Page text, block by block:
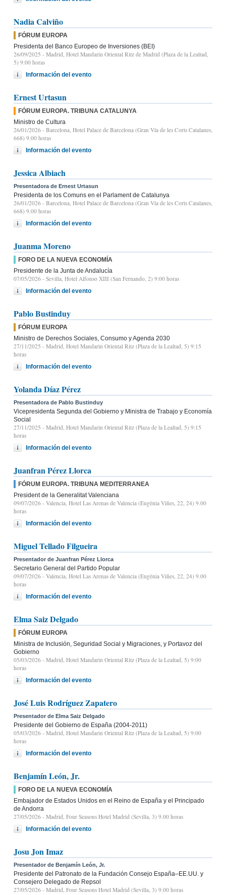
Nadia Calviño
FÓRUM EUROPA
Presidenta del Banco Europeo de Inversiones (BEI)
26/09/2025 - Madrid, Hotel Mandarin Oriental Ritz de Madrid (Plaza de la Lealtad,
5) 9:00 horas
Información del evento
Ernest Urtasun
FÓRUM EUROPA. TRIBUNA CATALUNYA
Ministro de Cultura
26/01/2026 - Barcelona, Hotel Palace de Barcelona (Gran Vía de les Corts Catalanes,
668) 9.00 horas
Información del evento
Jessica Albiach
Presentadora de Ernest Urtasun
Presidenta de los Comuns en el Parlament de Catalunya
26/01/2026 - Barcelona, Hotel Palace de Barcelona (Gran Vía de les Corts Catalanes,
668) 9.00 horas
Información del evento
Juanma Moreno
FORO DE LA NUEVA ECONOMÍA
Presidente de la Junta de Andalucía
07/05/2026 - Sevilla, Hotel Alfonso XIII (San Fernando, 2) 9:00 horas
Información del evento
Pablo Bustinduy
FÓRUM EUROPA
Ministro de Derechos Sociales, Consumo y Agenda 2030
27/11/2025 - Madrid, Hotel Mandarin Oriental Ritz (Plaza de la Lealtad, 5) 9:15
horas
Información del evento
Yolanda Díaz Pérez
Presentadora de Pablo Bustinduy
Vicepresidenta Segunda del Gobierno y Ministra de Trabajo y Economía
Social
27/11/2025 - Madrid, Hotel Mandarin Oriental Ritz (Plaza de la Lealtad, 5) 9:15
horas
Información del evento
Juanfran Pérez Llorca
FÓRUM EUROPA. TRIBUNA MEDITERRANEA
President de la Generalitat Valenciana
09/07/2026 - Valencia, Hotel Las Arenas de Valencia (Eugènia Viñes, 22, 24) 9.00
horas
Información del evento
Miguel Tellado Filgueira
Presentador de Juanfran Pérez Llorca
Secretario General del Partido Popular
09/07/2026 - Valencia, Hotel Las Arenas de Valencia (Eugènia Viñes, 22, 24) 9.00
horas
Información del evento
Elma Saiz Delgado
FÓRUM EUROPA
Ministra de Inclusión, Seguridad Social y Migraciones, y Portavoz del
Gobierno
05/03/2026 - Madrid, Hotel Mandarin Oriental Ritz (Plaza de la Lealtad, 5) 9:00
horas
Información del evento
José Luis Rodríguez Zapatero
Presentador de Elma Saiz Delgado
Presidente del Gobierno de España (2004-2011)
05/03/2026 - Madrid, Hotel Mandarin Oriental Ritz (Plaza de la Lealtad, 5) 9:00
horas
Información del evento
Benjamín León, Jr.
FORO DE LA NUEVA ECONOMÍA
Embajador de Estados Unidos en el Reino de España y el Principado
de Andorra
27/05/2026 - Madrid, Four Seasons Hotel Madrid (Sevilla, 3) 9.00 horas
Información del evento
Josu Jon Imaz
Presentador de Benjamín León, Jr.
Presidente del Patronato de la Fundación Consejo España–EE.UU. y
Consejero Delegado de Repsol
27/05/2026 - Madrid, Four Seasons Hotel Madrid (Sevilla, 3) 9.00 horas